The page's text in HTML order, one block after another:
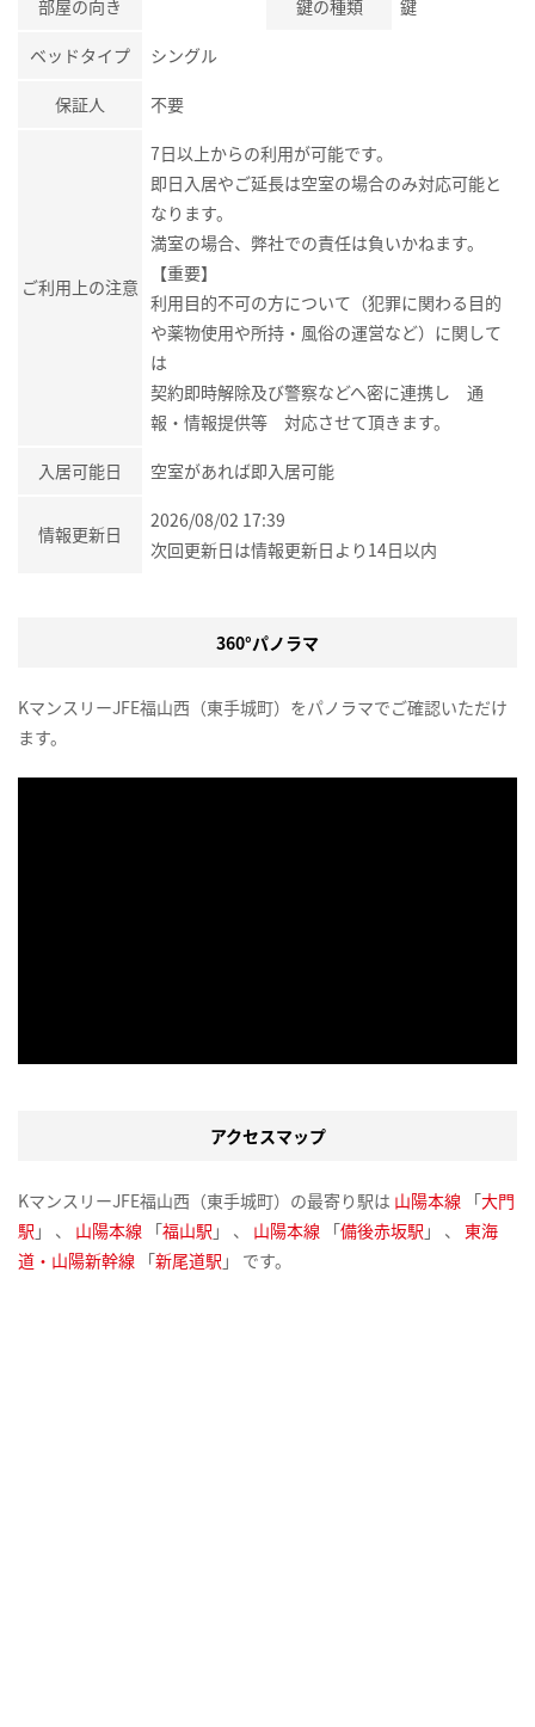
部屋の向き 鍵の種類 鍵
ベッドタイプ シングル
保証人 不要
ご利用上の注意
7日以上からの利用が可能です。
即日入居やご延長は空室の場合のみ対応可能と
なります。
満室の場合、弊社での責任は負いかねます。
【重要】
利用目的不可の方について（犯罪に関わる目的
や薬物使用や所持・風俗の運営など）に関して
は
契約即時解除及び警察などへ密に連携し 通
報・情報提供等 対応させて頂きます。
入居可能日 空室があれば即入居可能
情報更新日
2026/08/02 17:39
次回更新日は情報更新日より14日以内
360°パノラマ
KマンスリーJFE福山西（東手城町）をパノラマでご確認いただけ
ます。
アクセスマップ
KマンスリーJFE福山西（東手城町）の最寄り駅は 山陽本線 「大門
駅 」 、 山陽本線 「福山駅 」 、 山陽本線 「備後赤坂駅 」 、 東海
道・山陽新幹線 「新尾道駅 」 です。